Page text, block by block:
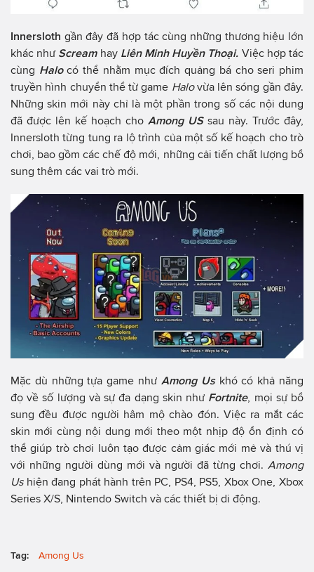
Innersloth gần đây đã hợp tác cùng những thương hiệu lớn
khác như Scream hay Liên Minh Huyền Thoại. Việc hợp tác
cùng Halocó thể nhằm mục đích quảng bá cho seri phim
truyền hình chuyển thể từ game Halovừa lên sóng gần đây.
Những skin mới này chỉ là một phần trong số các nội dung
đã được lên kế hoạch cho Among US sau này. Trước đây,
Innersloth từng tung ra lộ trình của một số kế hoạch cho trò
chơi, bao gồm các chế độ mới, những cải tiến chất lượng bổ
sung thêm các vai trò mới.
Mặc dù những tựa game như Among Us khó có khả năng
đọ về số lượng và sự đa dạng skin như Fortnite, mọi sự bổ
sung đều được người hâm mộ chào đón. Việc ra mắt các
skin mới cùng nội dung mới theo một nhịp độ ổn định có
thể giúp trò chơi luôn tạo được cảm giác mới mẻ và thú vị
với những người dùng mới và người đã từng chơi. Among
Us hiện đang phát hành trên PC, PS4, PS5, Xbox One, Xbox
Series X/S, Nintendo Switch và các thiết bị di động.
Tag: Among Us